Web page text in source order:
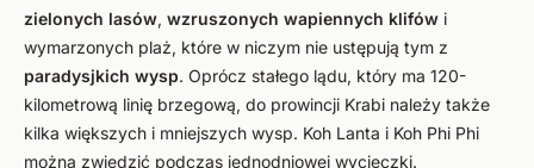
zielonych lasów, wzruszonych wapiennych klifów i
wymarzonych plaż, które w niczym nie ustępują tym z
paradysjkich wysp. Oprócz stałego lądu, który ma 120-
kilometrową linię brzegową, do prowincji Krabi należy także
kilka większych i mniejszych wysp. Koh Lanta i Koh Phi Phi
można zwiedzić podczas jednodniowej wycieczki.